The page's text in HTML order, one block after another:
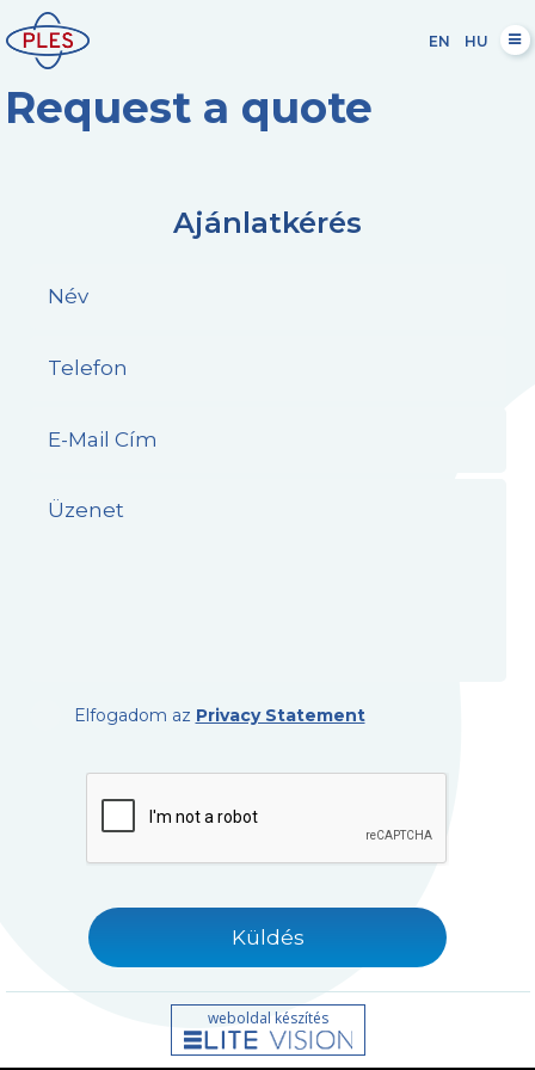
HU
EN
Request a quote
Ajánlatkérés
Elfogadom az Privacy Statement
Küldés
weboldal készítés